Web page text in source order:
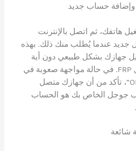
وإضافة حساب جديد
هاتفك، ثم اتصل بالإنترنت
عندما يُطلب منك ذلك. بهذه
جهازك بشكل طبيعي دون أية
مشاكل متعلقة بقفل FRP. في حالة مواجهة صعوبة في
تفعيل خيار “فتح OEM”، تأكد من أن جهازك متصل
جوجل الخاص بك هو الحساب
شائعة